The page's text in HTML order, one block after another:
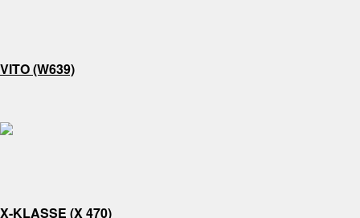
VITO (W639)
X-KLASSE (X 470)